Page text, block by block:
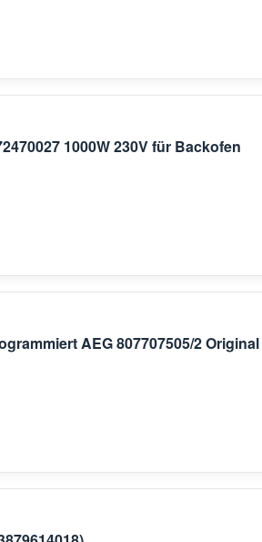
1000W 230V für Backofen
AEG 807707505/2 Original